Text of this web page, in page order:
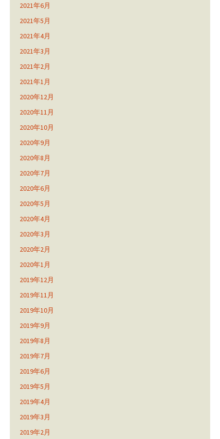
2021年6月
2021年5月
2021年4月
2021年3月
2021年2月
2021年1月
2020年12月
2020年11月
2020年10月
2020年9月
2020年8月
2020年7月
2020年6月
2020年5月
2020年4月
2020年3月
2020年2月
2020年1月
2019年12月
2019年11月
2019年10月
2019年9月
2019年8月
2019年7月
2019年6月
2019年5月
2019年4月
2019年3月
2019年2月